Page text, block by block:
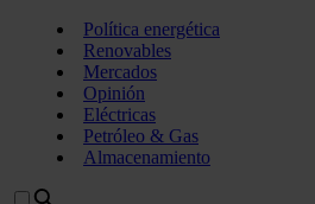
Política energética
Renovables
Mercados
Opinión
Eléctricas
Petróleo & Gas
Almacenamiento